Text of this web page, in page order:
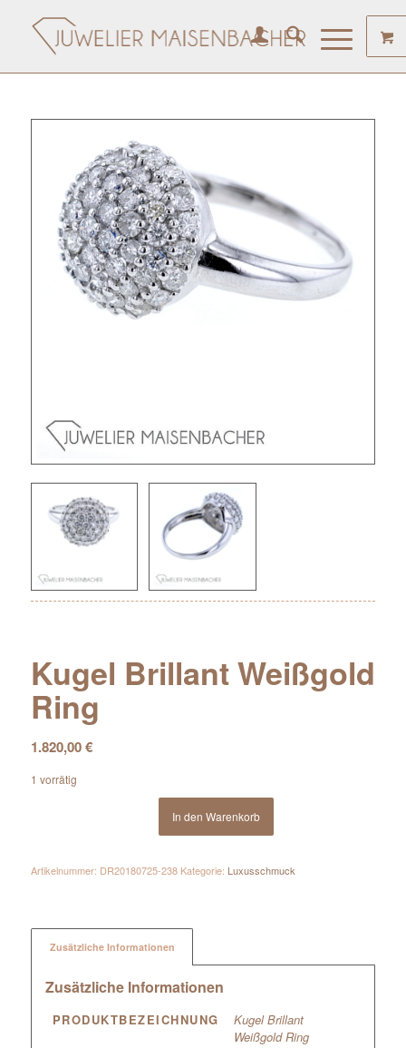
Kugel Brillant Weißgold
Ring
1.820,00€
1 vorrätig
In den Warenkorb
Artikelnummer: DR20180725-238 Kategorie: Luxusschmuck
Zusätzliche Informationen
Zusätzliche Informationen
PRODUKTBEZEICHNUNG
Kugel Brillant
Weißgold Ring